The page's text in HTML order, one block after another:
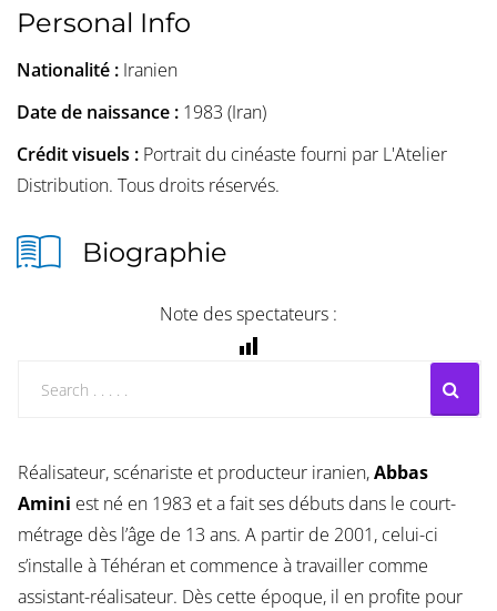
Personal Info
Nationalité : Iranien
Date de naissance : 1983 (Iran)
Crédit visuels : Portrait du cinéaste fourni par L'Atelier
Distribution. Tous droits réservés.
Biographie
Note des spectateurs :
Réalisateur, scénariste et producteur iranien,Abbas
Amini est né en 1983 et a fait ses débuts dans le court-
métrage dès l’âge de 13 ans. A partir de 2001, celui-ci
s’installe à Téhéran et commence à travailler comme
assistant-réalisateur. Dès cette époque, il en profite pour